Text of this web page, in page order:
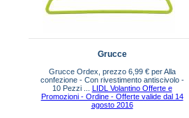
Grucce
Grucce Ordex, prezzo 6,99 € per Alla
confezione - Con rivestimento antiscivolo -
10 Pezzi ... LIDL Volantino Offerte e
Promozioni - Ordine - Offerte valide dal 14
agosto 2016